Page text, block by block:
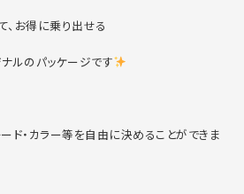
お得に乗り出せる
ルのパッケージです
ド・カラー等を自由に決めることができま